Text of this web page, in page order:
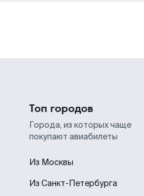
Топ городов
Города, из которых чаще
покупают авиабилеты
Из Москвы
Из Санкт-Петербурга